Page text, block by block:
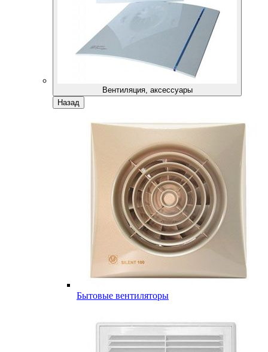
Вентиляция, аксессуары
Назад
Бытовые вентиляторы